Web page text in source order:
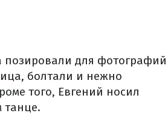
позировали для фотографий
болтали и нежно
того, Евгений носил
танце.